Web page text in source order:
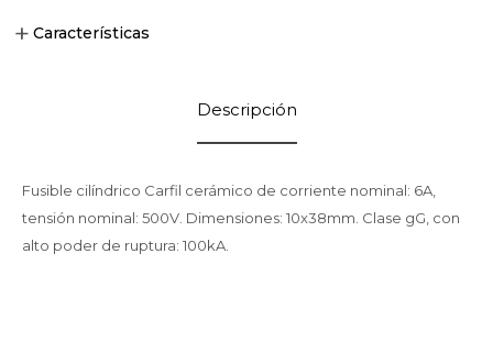
Características
Descripción
Fusible cilíndrico Carfil cerámico de corriente nominal: 6A,
tensión nominal: 500V. Dimensiones: 10x38mm. Clase gG, con
alto poder de ruptura: 100kA.